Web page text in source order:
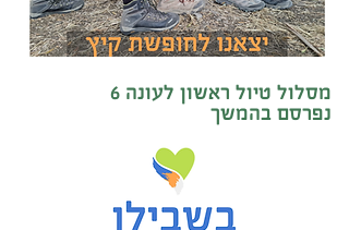
מסלול טיול ראשון לעונה 6
נפרסם בהמשך